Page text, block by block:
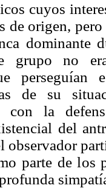
cuyos
de origen,
dominante
grupo no
perseguían
de su
con la
del
observador
parte de los